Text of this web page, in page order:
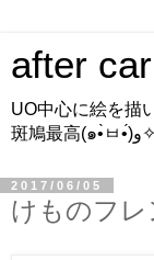
after
UO中心に絵を描
斑鳩最高(๑•̀ㅂ•́)و✧
2017/06/05
けものフ